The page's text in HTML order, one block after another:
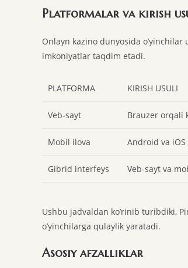
Platformalar va kirish
Onlayn kazino dunyosida
imkoniyatlar taqdim etadi.
PLATFORMA KIRISH USULI
Veb-sayt Brauzer orqali
Mobil ilova Android va
Gibrid interfeys Veb-sayt va
Ushbu jadvaldan ko’rinib turibdiki,
o’yinchilarga qulaylik yaratadi.
Asosiy afzalliklar